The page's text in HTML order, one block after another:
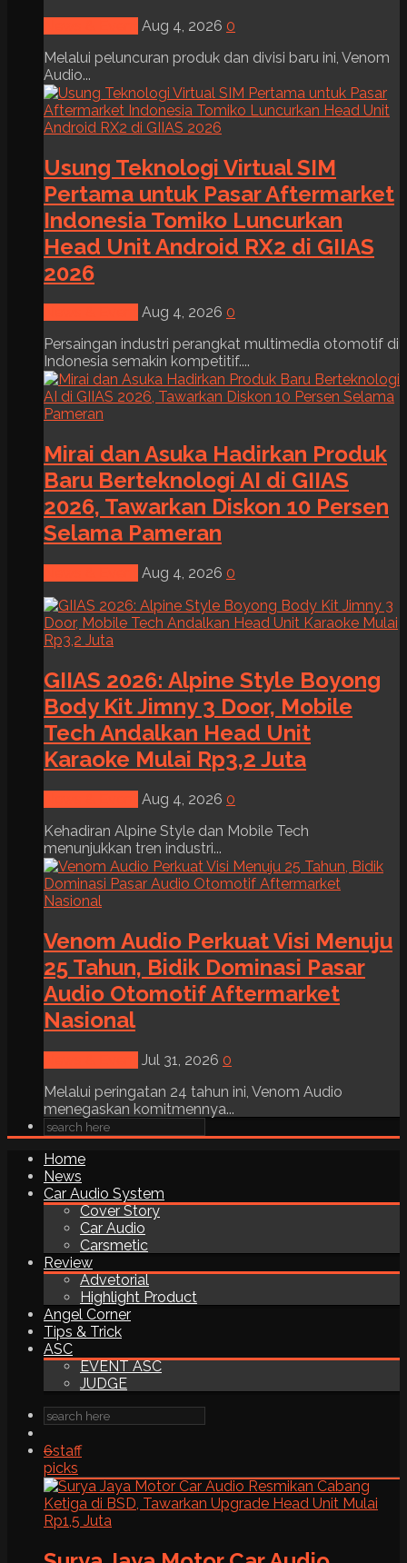
Aug 4, 2026 0
Melalui peluncuran produk dan divisi baru ini, Venom
Audio...
Usung Teknologi Virtual SIM
Pertama untuk Pasar Aftermarket
Indonesia Tomiko Luncurkan
Head Unit Android RX2 di GIIAS
2026
Aug 4, 2026 0
Persaingan industri perangkat multimedia otomotif di
Indonesia semakin kompetitif....
Mirai dan Asuka Hadirkan Produk
Baru Berteknologi AI di GIIAS
2026, Tawarkan Diskon 10 Persen
Selama Pameran
Aug 4, 2026 0
GIIAS 2026: Alpine Style Boyong
Body Kit Jimny 3 Door, Mobile
Tech Andalkan Head Unit
Karaoke Mulai Rp3,2 Juta
Aug 4, 2026 0
Kehadiran Alpine Style dan Mobile Tech
menunjukkan tren industri...
Venom Audio Perkuat Visi Menuju
25 Tahun, Bidik Dominasi Pasar
Audio Otomotif Aftermarket
Nasional
Jul 31, 2026 0
Melalui peringatan 24 tahun ini, Venom Audio
menegaskan komitmennya...
Home
News
Car Audio System
Cover Story
Car Audio
Carsmetic
Review
Advetorial
Highlight Product
Angel Corner
Tips & Trick
ASC
EVENT ASC
JUDGE
6staff
picks